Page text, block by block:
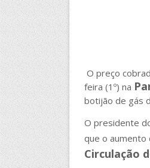
O preço
feira (1º) na
botijão de gás
O presidente
que o aumento
Circulação